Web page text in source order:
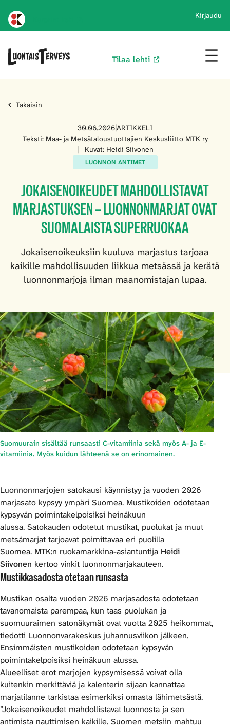
Kirjaudu
Tilaa lehti
Takaisin
30.06.2026ARTIKKELI
Teksti: Maa- ja Metsätaloustuottajien Keskusliitto MTK ry
Kuvat: Heidi Siivonen
LUONNON ANTIMET
JOKAISENOIKEUDET MAHDOLLISTAVAT
MARJASTUKSEN – LUONNONMARJAT OVAT
SUOMALAISTA SUPERRUOKAA
Jokaisenoikeuksiin kuuluva marjastus tarjoaa
kaikille mahdollisuuden liikkua metsässä ja kerätä
luonnonmarjoja ilman maanomistajan lupaa.
Suomuurain sisältää runsaasti C-vitamiinia sekä myös A- ja E-
vitamiinia. Myös kuidun lähteenä se on erinomainen.
Luonnonmarjojen satokausi käynnistyy ja vuoden 2026
marjasato kypsyy ympäri Suomea. Mustikoiden odotetaan
kypsyvän poimintakelpoisiksi heinäkuun
alussa. Satokauden odotetut mustikat, puolukat ja muut
metsämarjat tarjoavat poimittavaa eri puolilla
Suomea. MTK:n ruokamarkkina-asiantuntija Heidi
Siivonen kertoo vinkit luonnonmarjakauteen.
Mustikkasadosta otetaan runsasta
Mustikan osalta vuoden 2026 marjasadosta odotetaan
tavanomaista parempaa, kun taas puolukan ja
suomuuraimen satonäkymät ovat vuotta 2025 heikommat,
tiedotti Luonnonvarakeskus juhannusviikon jälkeen.
Ensimmäisten mustikoiden odotetaan kypsyvän
poimintakelpoisiksi heinäkuun alussa.
Alueelliset erot marjojen kypsymisessä voivat olla
kuitenkin merkittäviä ja kalenterin sijaan kannattaa
marjatilanne tarkistaa esimerkiksi omasta lähimetsästä.
”Jokaisenoikeudet mahdollistavat luonnosta ja sen
antimista nauttimisen kaikille. Suomen metsiin mahtuu